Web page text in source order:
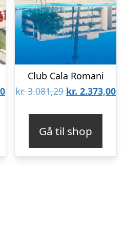
Den
kr. 1.230,00.
Club Cala Romani
kr.3.081,29 Den
kr. 3.081,29.
kr. 2.373,00
Gå til shop